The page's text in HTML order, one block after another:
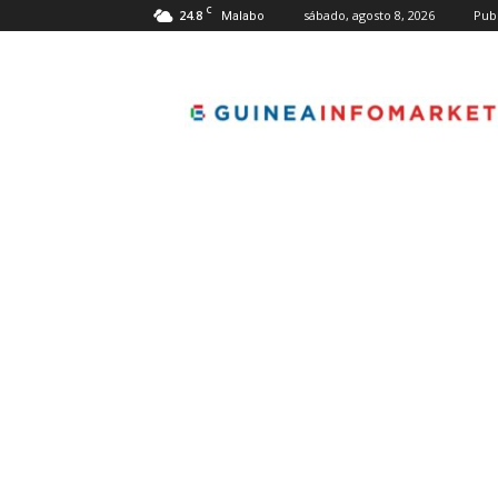
24.8 C Malabo sábado, agosto 8, 2026